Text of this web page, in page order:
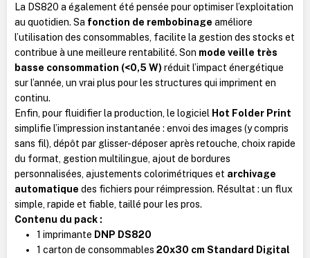
La DS820 a également été pensée pour optimiser l’exploitation
au quotidien. Sa fonction de rembobinage améliore
l’utilisation des consommables, facilite la gestion des stocks et
contribue à une meilleure rentabilité. Son mode veille très
basse consommation (<0,5 W) réduit l’impact énergétique
sur l’année, un vrai plus pour les structures qui impriment en
continu.
Enfin, pour fluidifier la production, le logiciel Hot Folder Print
simplifie l’impression instantanée : envoi des images (y compris
sans fil), dépôt par glisser-déposer après retouche, choix rapide
du format, gestion multilingue, ajout de bordures
personnalisées, ajustements colorimétriques et archivage
automatique des fichiers pour réimpression. Résultat : un flux
simple, rapide et fiable, taillé pour les pros.
Contenu du pack :
1 imprimante DNP DS820
1 carton de consommables 20x30 cm Standard Digital